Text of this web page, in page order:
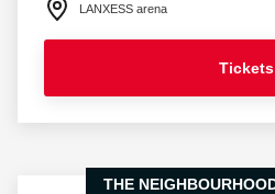
LANXESS arena
Tickets
THE